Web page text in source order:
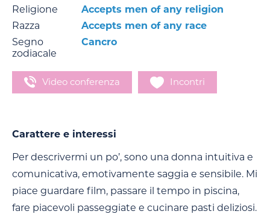
Religione
Accepts men of any religion
Razza
Accepts men of any race
Segno
zodiacale
Cancro
Video conferenza Incontri
Carattere e interessi
Per descrivermi un po’, sono una donna intuitiva e
comunicativa, emotivamente saggia e sensibile. Mi
piace guardare film, passare il tempo in piscina,
fare piacevoli passeggiate e cucinare pasti deliziosi.